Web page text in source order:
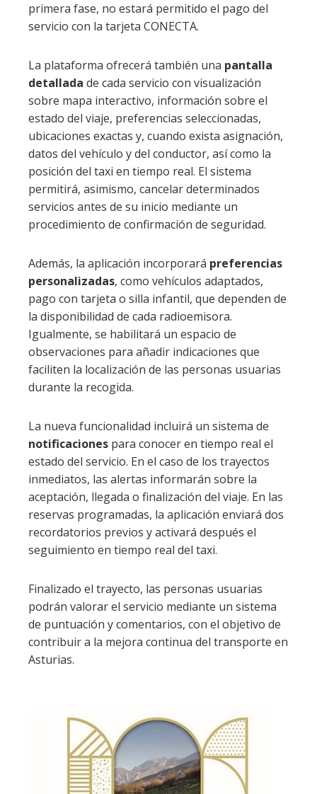
primera fase, no estará permitido el pago del
servicio con la tarjeta CONECTA.
La plataforma ofrecerá también una pantalla
detallada de cada servicio con visualización
sobre mapa interactivo, información sobre el
estado del viaje, preferencias seleccionadas,
ubicaciones exactas y, cuando exista asignación,
datos del vehículo y del conductor, así como la
posición del taxi en tiempo real. El sistema
permitirá, asimismo, cancelar determinados
servicios antes de su inicio mediante un
procedimiento de confirmación de seguridad.
Además, la aplicación incorporará preferencias
personalizadas, como vehículos adaptados,
pago con tarjeta o silla infantil, que dependen de
la disponibilidad de cada radioemisora.
Igualmente, se habilitará un espacio de
observaciones para añadir indicaciones que
faciliten la localización de las personas usuarias
durante la recogida.
La nueva funcionalidad incluirá un sistema de
notificaciones para conocer en tiempo real el
estado del servicio. En el caso de los trayectos
inmediatos, las alertas informarán sobre la
aceptación, llegada o finalización del viaje. En las
reservas programadas, la aplicación enviará dos
recordatorios previos y activará después el
seguimiento en tiempo real del taxi.
Finalizado el trayecto, las personas usuarias
podrán valorar el servicio mediante un sistema
de puntuación y comentarios, con el objetivo de
contribuir a la mejora continua del transporte en
Asturias.